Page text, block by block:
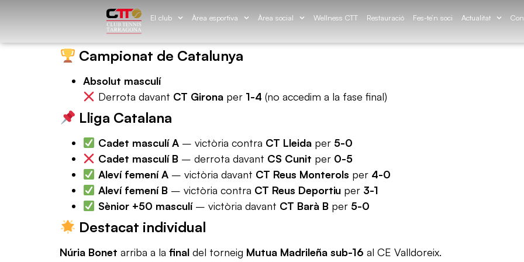
El club Àrea esportiva Àrea social Wellness CTT Restauració Fes-te’n soci Actualitat
Campionat de Catalunya
Absolut masculí
Derrota davant CT Gironaper 1-4 (no accedim a la fase final)
Lliga Catalana
Cadet masculí A– victòria contra CT Lleidaper 5-0
Cadet masculí B– derrota davant CS Cunit per 0-5
Aleví femení A– victòria davant CT Reus Monterols per 4-0
Aleví femení B– victòria contra CT Reus Deportiuper 3-1
Sènior +50 masculí– victòria davant CT Barà Bper 5-0
Destacat individual
Núria Bonet arriba a la final del torneig Mutua Madrileña sub-16 al CE Valldoreix.